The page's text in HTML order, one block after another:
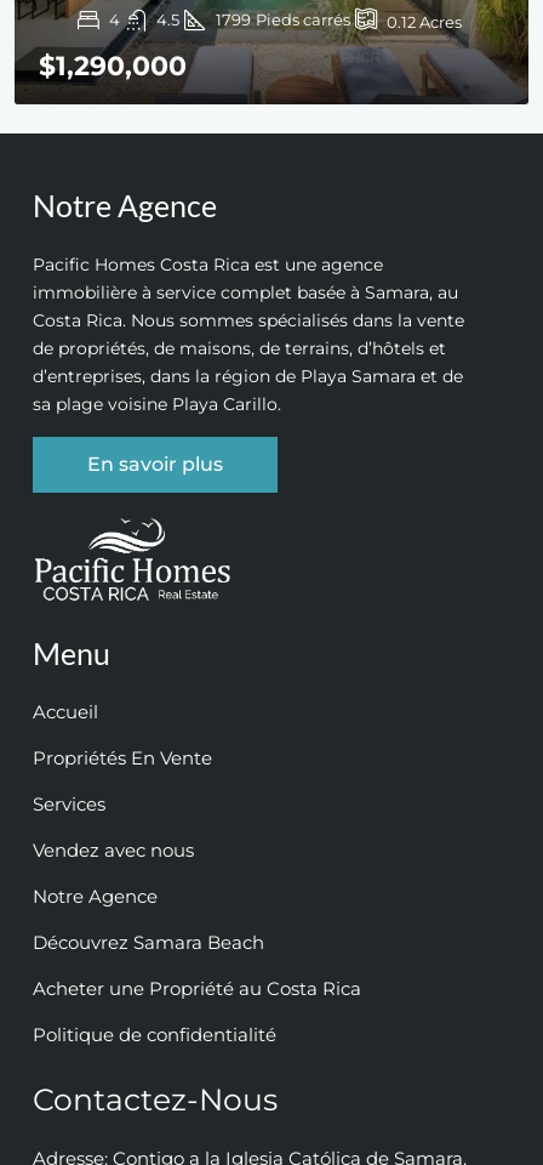
4 4.5 1799 Pieds carrés 0.12Acres
$1,290,000
Notre Agence
Pacific Homes Costa Rica est une agence
immobilière à service complet basée à Samara, au
Costa Rica. Nous sommes spécialisés dans la vente
de propriétés, de maisons, de terrains, d’hôtels et
d’entreprises, dans la région de Playa Samara et de
sa plage voisine Playa Carillo.
En savoir plus
Menu
Accueil
Propriétés En Vente
Services
Vendez avec nous
Notre Agence
Découvrez Samara Beach
Acheter une Propriété au Costa Rica
Politique de confidentialité
Contactez-Nous
Adresse: Contigo a la Iglesia Católica de Samara,